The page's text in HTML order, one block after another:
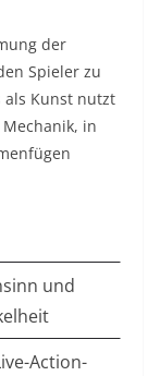
der
Spieler zu
als Kunst nutzt
Mechanik, in
und
Action-